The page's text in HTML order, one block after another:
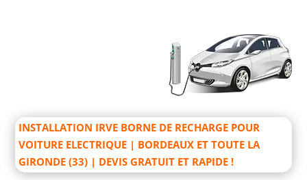
INSTALLATION IRVE BORNE DE RECHARGE POUR
VOITURE ELECTRIQUE | BORDEAUX ET TOUTE LA
GIRONDE (33) | DEVIS GRATUIT ET RAPIDE !